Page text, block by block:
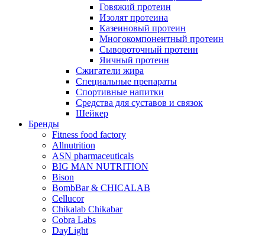
Говяжий протеин
Изолят протеина
Казеиновый протеин
Многокомпонентный протеин
Сывороточный протеин
Яичный протеин
Сжигатели жира
Специальные препараты
Спортивные напитки
Средства для суставов и связок
Шейкер
Бренды
Fitness food factory
Allnutrition
ASN pharmaceuticals
BIG MAN NUTRITION
Bison
BombBar & CHICALAB
Cellucor
Chikalab Chikabar
Cobra Labs
DayLight